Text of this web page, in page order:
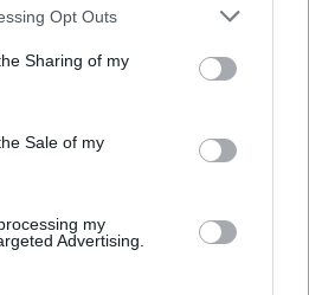
app uses one or more Google
behaviour. You may click to
and its third-party tags to
purposes in below Google
Opt Outs
Sharing of my
Sale of my
my
Advertising.
kórházakba napi 3-4 beteget
még ma is alacsony.